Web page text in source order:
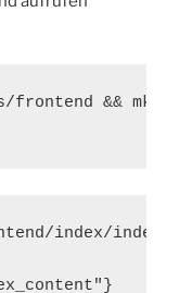
frontend &&
index/